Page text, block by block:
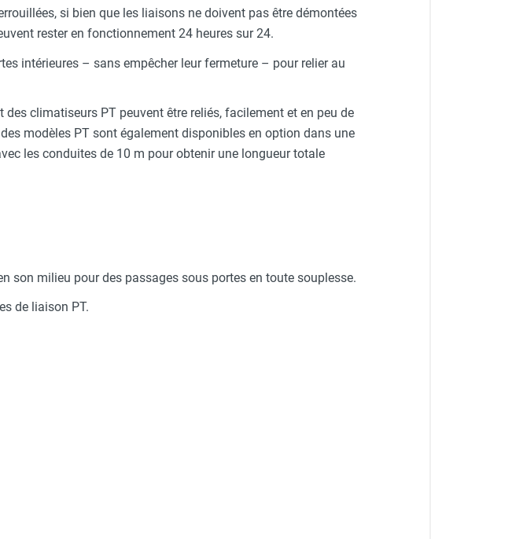
si bien que les liaisons ne doivent pas être démontées
rester en fonctionnement 24 heures sur 24.
intérieures – sans empêcher leur fermeture – pour relier au
des climatiseurs PT peuvent être reliés, facilement et en peu de
modèles PT sont également disponibles en option dans une
les conduites de 10 m pour obtenir une longueur totale
son milieu pour des passages sous portes en toute souplesse.
de liaison PT.